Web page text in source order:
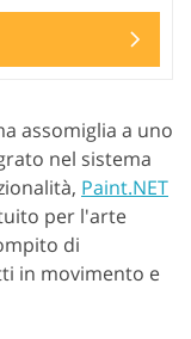
assomiglia a uno
nel sistema
Paint.NET
per l'arte
di
in movimento e